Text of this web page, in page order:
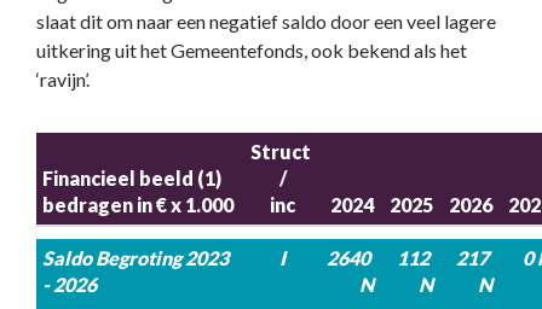
2027slaat dit om naar een negatief saldo door een veel lagere
uitkering uit het Gemeentefonds, ook bekend als het
‘ravijn’.
Financieel beeld (1)
bedragen in € x 1.000
Struct
/
inc
2024 2025 2026
Saldo Begroting 2023
- 2026
I
2640
N
112
N
217
N
0